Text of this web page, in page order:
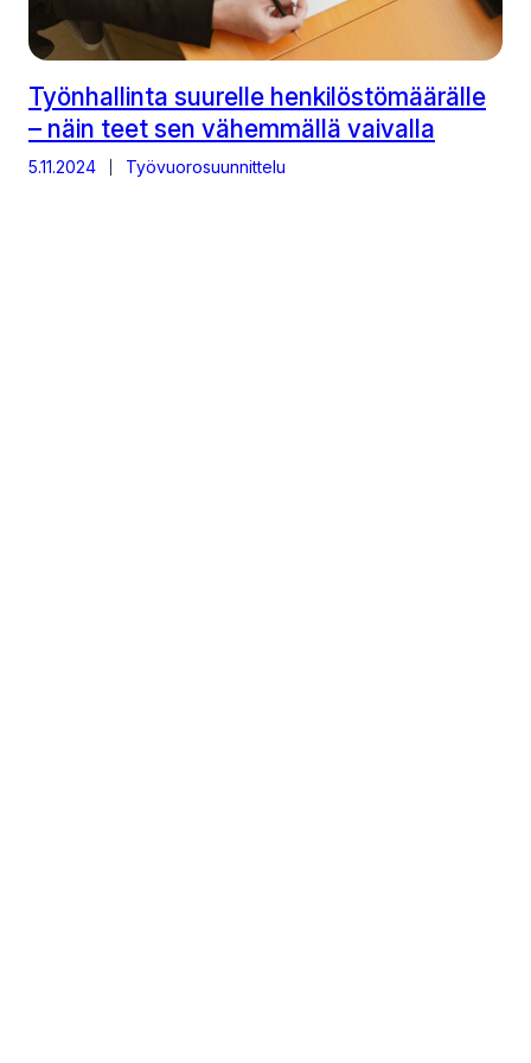
Työnhallinta suurelle henkilöstömäärälle
– näin teet sen vähemmällä vaivalla
5.11.2024 Työvuorosuunnittelu